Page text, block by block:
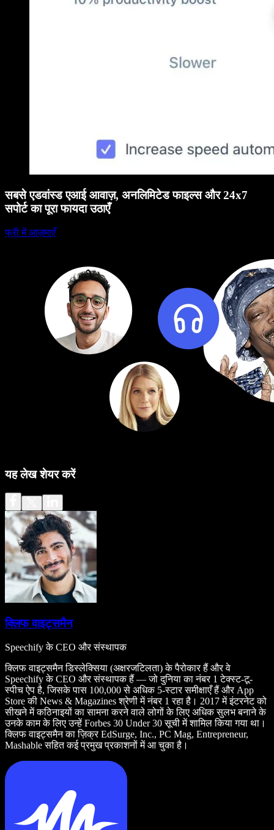
सबसे एडवांस्ड एआई आवाज़, अनलिमिटेड फाइल्स और 24x7
सपोर्ट का पूरा फायदा उठाएँ
फ्री में आज़माएँ
यह लेख शेयर करें
क्लिफ वाइट्समैन
Speechify के CEO और संस्थापक
क्लिफ वाइट्समैन डिस्लेक्सिया (अक्षरजटिलता) के पैरोकार हैं और वे
Speechify के CEO और संस्थापक हैं — जो दुनिया का नंबर 1 टेक्स्ट-टू-
स्पीच ऐप है, जिसके पास 100,000 से अधिक 5-स्टार समीक्षाएँ हैं और App
Store की News & Magazines श्रेणी में नंबर 1 रहा है। 2017 में इंटरनेट को
सीखने में कठिनाइयों का सामना करने वाले लोगों के लिए अधिक सुलभ बनाने के
उनके काम के लिए उन्हें Forbes 30 Under 30 सूची में शामिल किया गया था।
क्लिफ वाइट्समैन का ज़िक्र EdSurge, Inc., PC Mag, Entrepreneur,
Mashable सहित कई प्रमुख प्रकाशनों में आ चुका है।